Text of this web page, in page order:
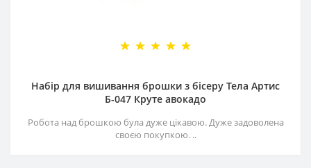
Набір для вишивання брошки з бісеру Тела Артис
Б-047 Круте авокадо
Робота над брошкою була дуже цікавою. Дуже задоволена
своєю покупкою. ..